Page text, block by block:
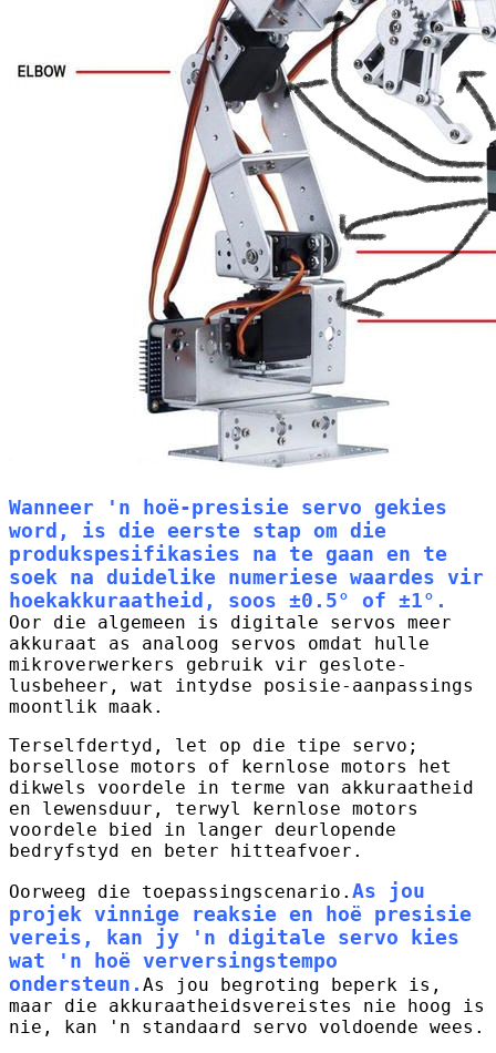
Wanneer 'n hoë-presisie servo gekies
word, is die eerste stap om die
produkspesifikasies na te gaan en te
soek na duidelike numeriese waardes vir
hoekakkuraatheid, soos ±0.5° of ±1°.
Oor die algemeen is digitale servos meer
akkuraat as analoog servos omdat hulle
mikroverwerkers gebruik vir geslote-
lusbeheer, wat intydse posisie-aanpassings
moontlik maak.
Terselfdertyd, let op die tipe servo;
borsellose motors of kernlose motors het
dikwels voordele in terme van akkuraatheid
en lewensduur, terwyl kernlose motors
voordele bied in langer deurlopende
bedryfstyd en beter hitteafvoer.
Oorweeg die toepassingscenario. As jou
projek vinnige reaksie en hoë presisie
vereis, kan jy 'n digitale servo kies
wat 'n hoë verversingstempo
ondersteun. As jou begroting beperk is,
maar die akkuraatheidsvereistes nie hoog is
nie, kan 'n standaard servo voldoende wees.